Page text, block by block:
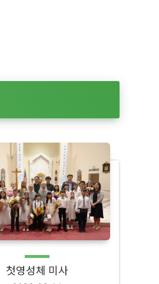
첫영성체 미사